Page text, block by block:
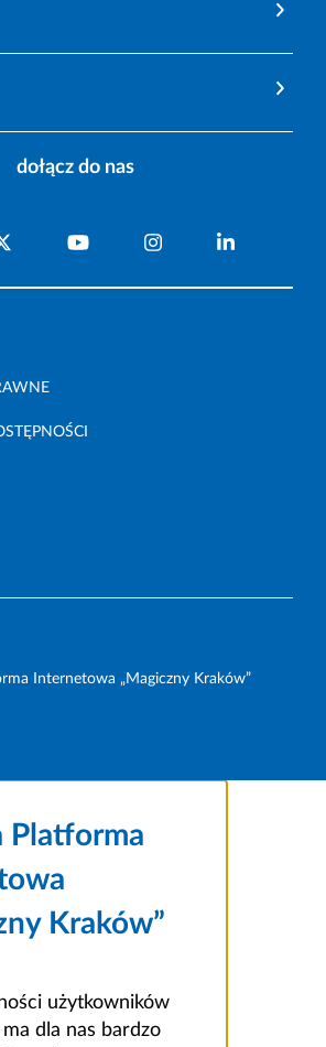
dołącz do nas
Internetowa „Magiczny Kraków”
Platforma
Kraków”
użytkowników
dla nas bardzo